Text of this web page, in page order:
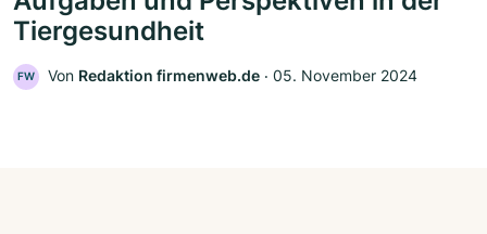
Tiergesundheit
FW Von Redaktion firmenweb.de ‧ 05. November 2024